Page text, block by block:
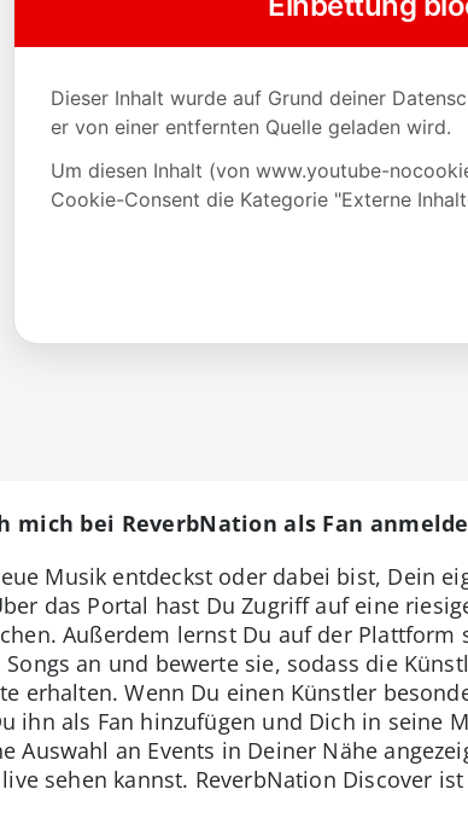
mich bei ReverbNation als Fan
Musik entdeckst oder dabei bist, Dein
das Portal hast Du Zugriff auf eine
Außerdem lernst Du auf der
an und bewerte sie, sodass die
erhalten. Wenn Du einen Künstler
ihn als Fan hinzufügen und Dich in seine
Auswahl an Events in Deiner Nähe
sehen kannst. ReverbNation Discover